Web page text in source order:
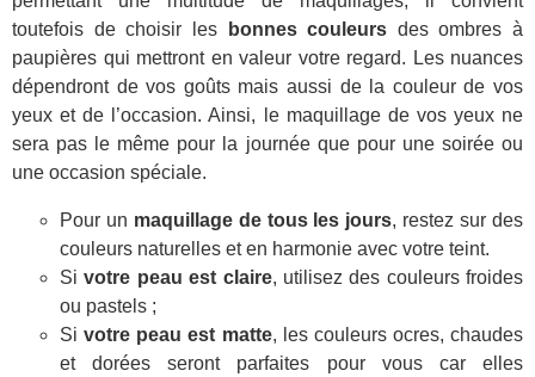
toutefois dechoisir les bonnes couleurs des ombres à
paupières qui mettront en valeur votre regard. Les nuances
dépendront de vos goûts mais aussi de la couleur de vos
yeux et de l’occasion. Ainsi, le maquillage de vos yeux ne
sera pas le même pour la journée que pour une soirée ou
une occasion spéciale.
Pour un maquillage de tous les jours, restez sur des
couleurs naturelles et en harmonie avec votre teint.
Sivotre peau est claire, utilisez des couleurs froides
ou pastels ;
Sivotre peau est matte, les couleurs ocres, chaudes
et dorées seront parfaites pour vous car elles